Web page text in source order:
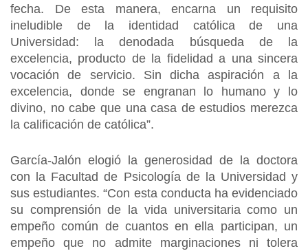
fecha. De esta manera, encarna un requisito
ineludible de la identidad católica de una
Universidad: la denodada búsqueda de la
excelencia, producto de la fidelidad a una sincera
vocación de servicio. Sin dicha aspiración a la
excelencia, donde se engranan lo humano y lo
divino, no cabe que una casa de estudios merezca
la calificación de católica”.
García-Jalón elogió la generosidad de la doctora
con la Facultad de Psicología de la Universidad y
sus estudiantes. “Con esta conducta ha evidenciado
su comprensión de la vida universitaria como un
empeño común de cuantos en ella participan, un
empeño que no admite marginaciones ni tolera